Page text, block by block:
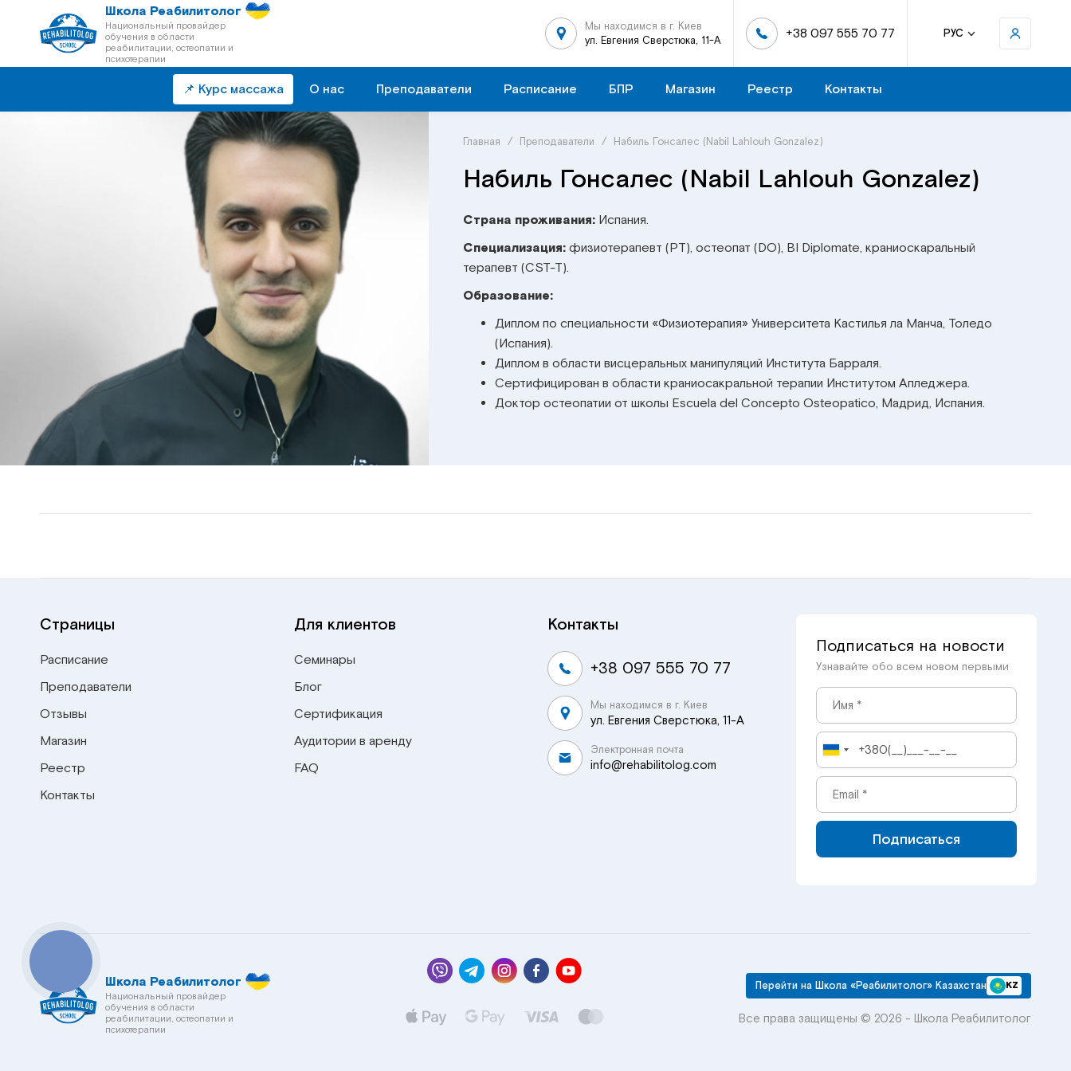
Школа Реабилитолог
Национальный провайдер
обучения в области
реабилитации, остеопатии и
психотерапии
Мы находимся в г. Киев
ул. Евгения Сверстюка, 11-А
+38 097 555 70 77 РУС
📌 Курс массажа О нас Преподаватели Расписание БПР Магазин Реестр Контакты
Главная / Преподаватели / Набиль Гонcалес (Nabil Lahlouh Gonzalez)
Набиль Гонcалес (Nabil Lahlouh Gonzalez)
Страна проживания:Испания.
Специализация:физиотерапевт (PT), остеопат (DO), BI Diplomate, краниоскаральный
терапевт (CST-T).
Образование:
Диплом по специальности «Физиотерапия» Университета Кастилья ла Манча, Толедо
(Испания).
Диплом в области висцеральных манипуляций Института Барраля.
Сертифицирован в области краниосакральной терапии Институтом Апледжера.
Доктор остеопатии от школы Escuela del Concepto Osteopatico, Мадрид, Испания.
Страницы
Расписание
Преподаватели
Отзывы
Магазин
Реестр
Контакты
Для клиентов
Семинары
Блог
Сертификация
Аудитории в аренду
FAQ
Контакты
+38 097 555 70 77
Мы находимся в г. Киев
ул. Евгения Сверстюка, 11-А
Электронная почта
info@rehabilitolog.com
Подписаться на новости
Узнавайте обо всем новом первыми
Подписаться
Школа Реабилитолог
Национальный провайдер
обучения в области
реабилитации, остеопатии и
психотерапии
Перейти на Школа «Реабилитолог» Казахстан KZ
Все права защищены © 2026 - Школа Реабилитолог